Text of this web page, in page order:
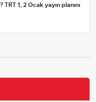
1, 2 Ocak yayın planını